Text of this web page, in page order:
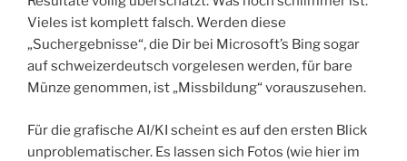
Vieles ist komplett falsch. Werden diese
„Suchergebnisse“, die Dir bei Microsoft’s Bing sogar
auf schweizerdeutsch vorgelesen werden, für bare
Münze genommen, ist „Missbildung“ vorauszusehen.
Für die grafische AI/KI scheint es auf den ersten Blick
unproblematischer. Es lassen sich Fotos (wie hier im